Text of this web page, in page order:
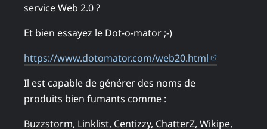
service Web 2.0 ?
Et bien essayez le Dot-o-mator ;-)
https://www.dotomator.com/web20.html
Il est capable de générer des noms de
produits bien fumants comme :
Buzzstorm, Linklist, Centizzy, ChatterZ, Wikipe,